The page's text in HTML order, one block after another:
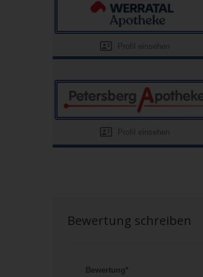
Profil einsehen
Profil einsehen
Bewertung schreiben
Bewertung*